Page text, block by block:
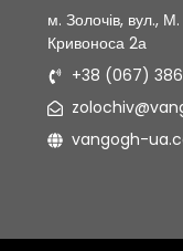
м. Золочів, вул., М.
Кривоноса 2а
+38 (067)
vangogh-